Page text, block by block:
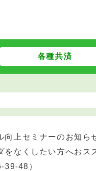
各種共済
上セミナーのお知ら
なくしたい方へおス
48）